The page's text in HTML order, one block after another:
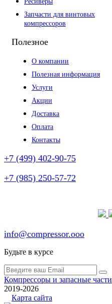
Запчасти для винтовых
компрессоров
Полезное
О компании
Полезная информация
Услуги
Акции
Доставка
Оплата
Контакты
+7 (499) 402-90-75
+7 (985) 250-57-72
info@compressor.ooo
Будьте в курсе
Компрессоры и запасные части
2019-2026
Карта сайта